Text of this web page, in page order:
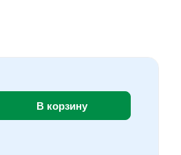
В корзину